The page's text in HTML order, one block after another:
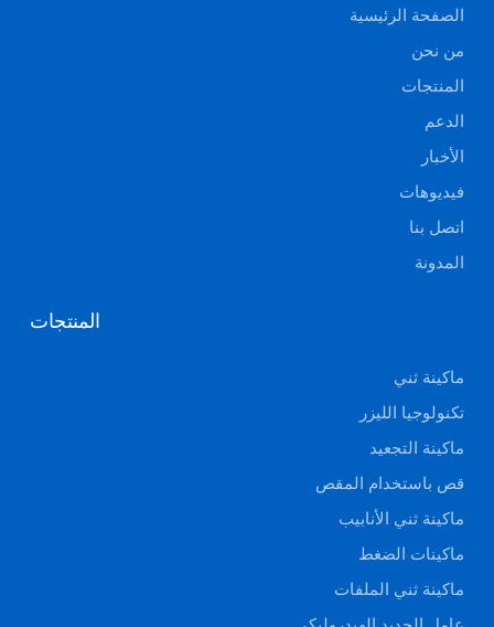
الصفحة الرئيسية
من نحن
المنتجات
الدعم
الأخبار
فيديوهات
اتصل بنا
المدونة
المنتجات
ماكينة ثني
تكنولوجيا الليزر
ماكينة التجعيد
قص باستخدام المقص
ماكينة ثني الأنابيب
ماكينات الضغط
ماكينة ثني الملفات